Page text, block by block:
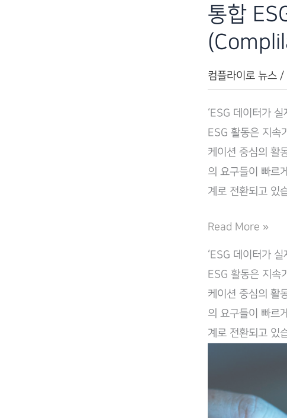
통합
컴플라이로 뉴스 /
‘ESG 데이터가
ESG 활동은 지속
케이션 중심의 활
의 요구들이 빠르
계로 전환되고 있
ESG
규
응
Read More »
‘ESG 데이터가
ESG 활동은 지속
케이션 중심의 활
의 요구들이 빠르
계로 전환되고 있